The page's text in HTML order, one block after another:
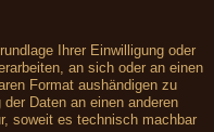
Ihrer Einwilligung oder
an sich oder an einen
Format aushändigen zu
Daten an einen anderen
soweit es technisch machbar